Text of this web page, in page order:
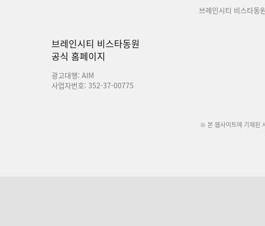
브레인시티 비스타동원
브레인시티 비스타동원
공식 홈페이지
광고대행: AIM
사업자번호: 352-37-00775
※ 본 웹사이트에 기재된